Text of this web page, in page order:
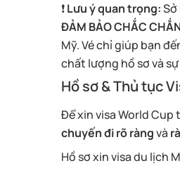
❗️Lưu ý quan trọng:Sở
ĐẢM BẢO CHẮC
Mỹ. Vé chỉ giúp bạn
chất lượng hồ sơ và
Hồ sơ & Thủ tục
Để xin visa World
chuyến đi rõ ràngvà
Hồ sơ xin visa du lịch